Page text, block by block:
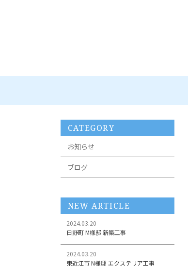
CATEGORY
お知らせ
ブログ
NEW ARTICLE
2024.03.20
日野町 M様邸 新築工事
2024.03.20
東近江市 N様邸 エクステリア工事